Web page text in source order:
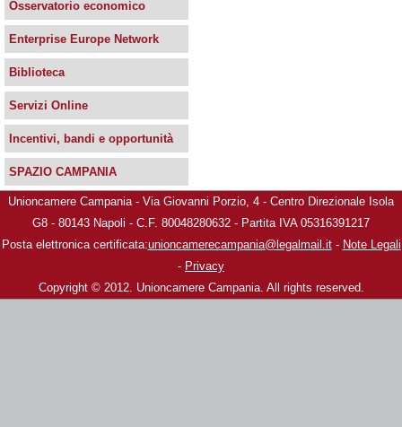
Osservatorio economico
Enterprise Europe Network
Biblioteca
Servizi Online
Incentivi, bandi e opportunità
SPAZIO CAMPANIA
Unioncamere Campania - Via Giovanni Porzio, 4 - Centro Direzionale Isola
G8 - 80143 Napoli - C.F. 80048280632 - Partita IVA 05316391217
Posta elettronica certificata:unioncamerecampania@legalmail.it- Note Legali
- Privacy
Copyright © 2012. Unioncamere Campania. All rights reserved.